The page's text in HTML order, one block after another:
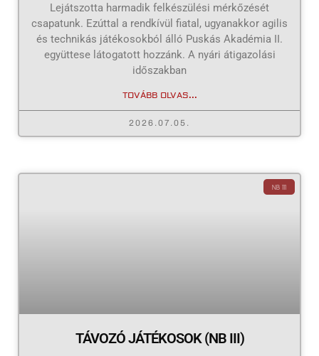
Lejátszotta harmadik felkészülési mérkőzését
csapatunk. Ezúttal a rendkívül fiatal, ugyanakkor agilis
és technikás játékosokból álló Puskás Akadémia II.
együttese látogatott hozzánk. A nyári átigazolási
időszakban
TOVÁBB OLVAS...
2026.07.05.
NB III
TÁVOZÓ JÁTÉKOSOK (NB III)